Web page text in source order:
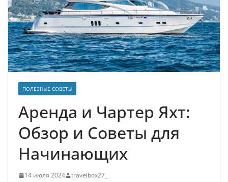
ПОЛЕЗНЫЕ СОВЕТЫ
Аренда и Чартер Яхт:
Обзор и Советы для
Начинающих
14 июля 2024 travelbox27_